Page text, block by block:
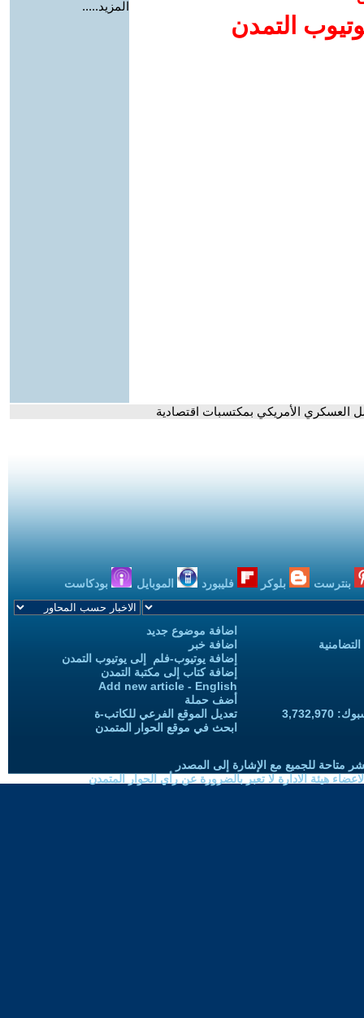
التمدن
المزيد.....
العسكري الأمريكي بمكتسبات اقتصادية
بنترست بلوكر فليبورد الموبايل بودكاست
اضافة موضوع جديد
اضافة خبر
إضافة يوتيوب-فلم إلى يوتيوب التمدن
إضافة كتاب إلى مكتبة التمدن
Add new article - English
أضف حملة
تعديل الموقع الفرعي للكاتب-ة
ابحث في موقع الحوار المتمدن
متاحة للجميع مع الإشارة إلى المصدر
هيئة الادارة لا تعبر بالضرورة عن رأي الحوار المتمدن